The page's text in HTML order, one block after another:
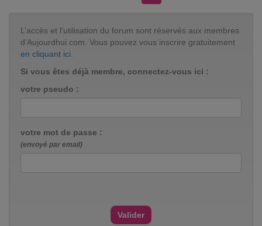
L’accès et l’utilisation du forum sont réservés aux membres
d'Aujourdhui.com. Vous pouvez vous inscrire gratuitement
en cliquant ici.
Si vous êtes déjà membre, connectez-vous ici :
votre pseudo :
votre mot de passe :
(envoyé par email)